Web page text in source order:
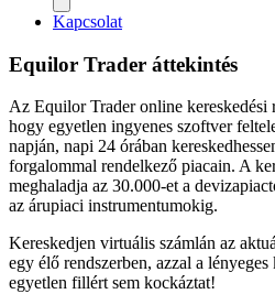
Kapcsolat
Equilor Trader áttekintés
Az Equilor Trader online kereskedési
hogy egyetlen ingyenes szoftver
napján, napi 24 órában
forgalommal rendelkező piacain. A
meghaladja az 30.000-et a
az árupiaci instrumentumokig.
Kereskedjen virtuális számlán az
egy élő rendszerben, azzal a
egyetlen fillért sem kockáztat!